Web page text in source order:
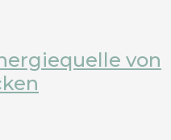
von